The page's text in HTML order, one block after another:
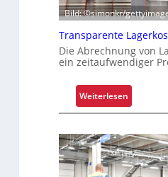
Bild: ©simonkr/
Transparente
Die Abrechnung von
ein zeitaufwendiger
Weiterlesen:
T
a
n
s